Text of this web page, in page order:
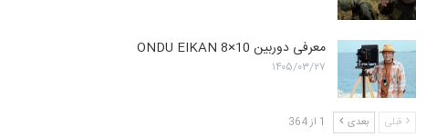
معرفی دوربین ONDU EIKAN 8×10
۱۴۰۵/۰۳/۲۷
قبلی بعدی 1 از 364